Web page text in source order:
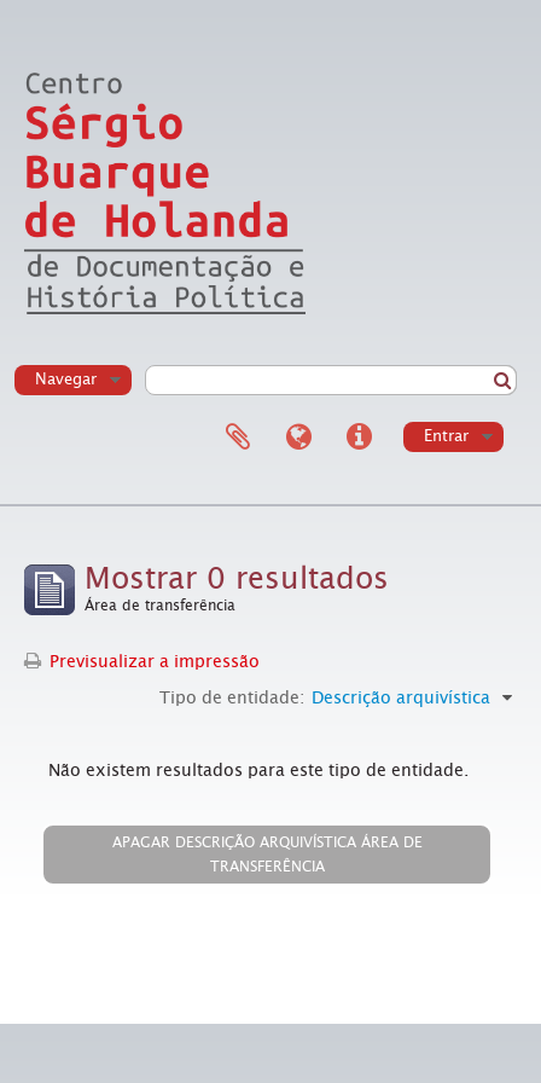
Navegar
Entrar
Mostrar 0 resultados
Área de transferência
Previsualizar a impressão
Tipo de entidade: Descrição arquivística
Não existem resultados para este tipo de entidade.
APAGAR DESCRIÇÃO ARQUIVÍSTICA ÁREA DE
TRANSFERÊNCIA